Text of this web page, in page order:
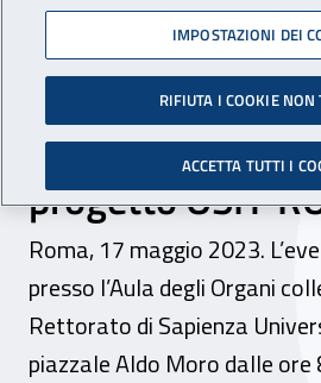
Convegno -
stradale, lavoro
dal progetto
progetto OSH-
Roma, 17 maggio 2023.
presso l’Aula degli Organi
Rettorato di Sapienza
piazzale Aldo Moro dalle
IMPOSTAZIONI DEI
RIFIUTA I COOKIE NON
ACCETTA TUTTI I